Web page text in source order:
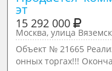
эт
15 292 000
Москва, улица
Объект № 21665
онных торгах!!!